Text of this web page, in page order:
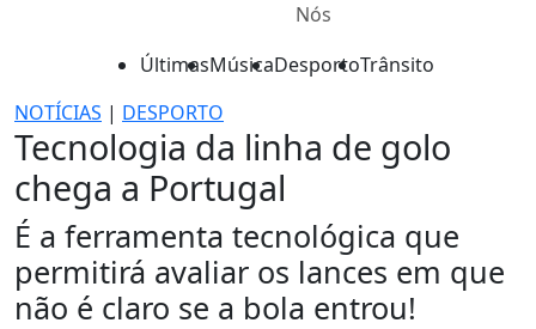
Nós
ÚltimasMúsicaDesportoTrânsito
NOTÍCIAS | DESPORTO
Tecnologia da linha de golo
chega a Portugal
É a ferramenta tecnológica que
permitirá avaliar os lances em que
não é claro se a bola entrou!